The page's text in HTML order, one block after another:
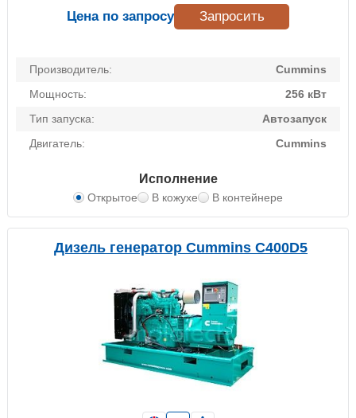
Производитель:
Cummins
Мощность:
256 кВт
Тип запуска:
Автозапуск
Двигатель:
Cummins
Исполнение
Открытое В кожухе В контейнере
Цена по запросу Запросить
Дизель генератор Cummins C400D5